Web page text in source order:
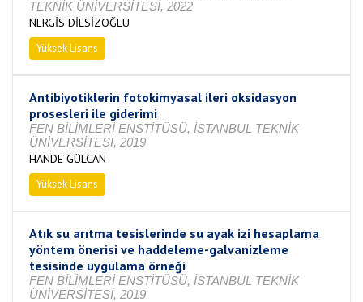
TEKNİK ÜNİVERSİTESİ, 2022
NERGİS DİLSİZOĞLU
Yüksek Lisans
Antibiyotiklerin fotokimyasal ileri oksidasyon
prosesleri ile giderimi
FEN BİLİMLERİ ENSTİTÜSÜ, İSTANBUL TEKNİK
ÜNİVERSİTESİ, 2019
HANDE GÜLCAN
Yüksek Lisans
Atık su arıtma tesislerinde su ayak izi hesaplama
yöntem önerisi ve haddeleme-galvanizleme
tesisinde uygulama örneği
FEN BİLİMLERİ ENSTİTÜSÜ, İSTANBUL TEKNİK
ÜNİVERSİTESİ, 2019